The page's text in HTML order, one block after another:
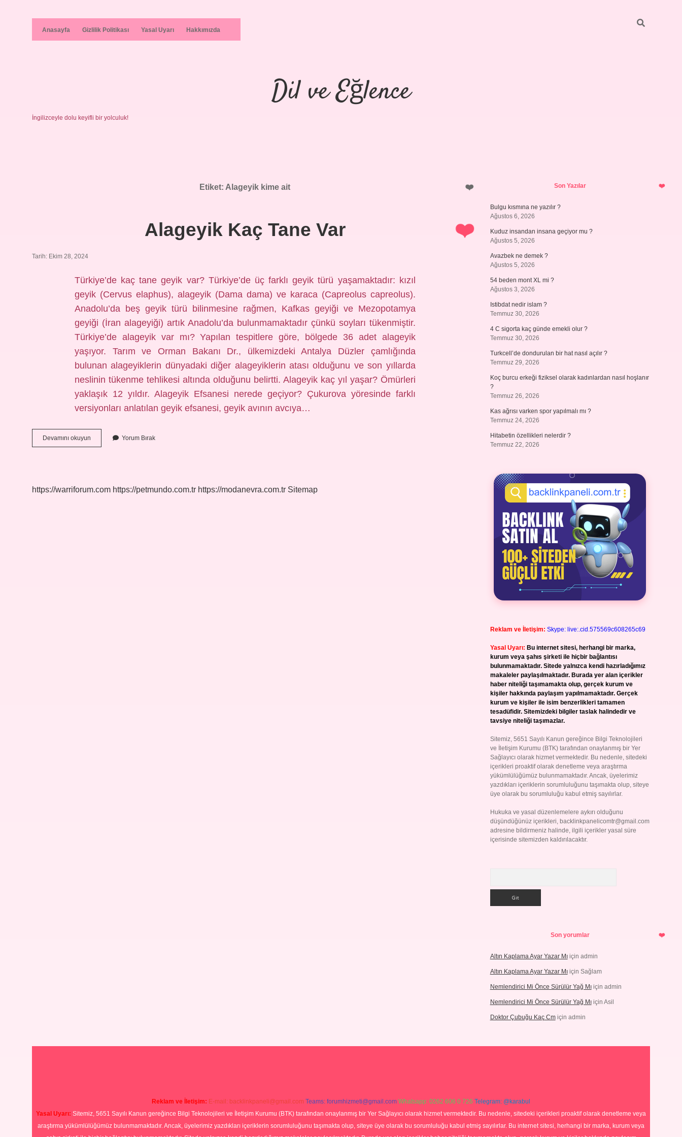
Anasayfa Gizlilik Politikası Yasal Uyarı Hakkımızda
Dil ve Eğlence
İngilizceyle dolu keyifli bir yolculuk!
Etiket: Alageyik kime ait
Alageyik Kaç Tane Var
Tarih: Ekim 28, 2024
Türkiye’de kaç tane geyik var? Türkiye’de üç farklı geyik türü yaşamaktadır: kızıl
geyik (Cervus elaphus), alageyik (Dama dama) ve karaca (Capreolus capreolus).
Anadolu’da beş geyik türü bilinmesine rağmen, Kafkas geyiği ve Mezopotamya
geyiği (İran alageyiği) artık Anadolu’da bulunmamaktadır çünkü soyları tükenmiştir.
Türkiye’de alageyik var mı? Yapılan tespitlere göre, bölgede 36 adet alageyik
yaşıyor. Tarım ve Orman Bakanı Dr., ülkemizdeki Antalya Düzler çamlığında
bulunan alageyiklerin dünyadaki diğer alageyiklerin atası olduğunu ve son yıllarda
neslinin tükenme tehlikesi altında olduğunu belirtti. Alageyik kaç yıl yaşar? Ömürleri
yaklaşık 12 yıldır. Alageyik Efsanesi nerede geçiyor? Çukurova yöresinde farklı
versiyonları anlatılan geyik efsanesi, geyik avının avcıya…
Devamını okuyun Alageyik
Kaç
Yorum Bırak
https://warriforum.com https://petmundo.com.tr https://modanevra.com.tr Sitemap
SidebarSon Yazılar
Bulgu kısmına ne yazılır ?
Ağustos 6, 2026
Kuduz insandan insana geçiyor mu ?
Ağustos 5, 2026
Avazbek ne demek ?
Ağustos 5, 2026
54 beden mont XL mi ?
Ağustos 3, 2026
Istibdat nedir islam ?
Temmuz 30, 2026
4 C sigorta kaç günde emekli olur ?
Temmuz 30, 2026
Turkcell’de dondurulan bir hat nasıl açılır ?
Temmuz 29, 2026
Koç burcu erkeği fiziksel olarak kadınlardan nasıl hoşlanır
?
Temmuz 26, 2026
Kas ağrısı varken spor yapılmalı mı ?
Temmuz 24, 2026
Hitabetin özellikleri nelerdir ?
Temmuz 22, 2026
Reklam ve İletişim: Skype: live:.cid.575569c608265c69
Yasal Uyarı: Bu internet sitesi, herhangi bir marka,
kurum veya şahıs şirketi ile hiçbir bağlantısı
bulunmamaktadır. Sitede yalnızca kendi hazırladığımız
makaleler paylaşılmaktadır. Burada yer alan içerikler
haber niteliği taşımamakta olup, gerçek kurum ve
kişiler hakkında paylaşım yapılmamaktadır. Gerçek
kurum ve kişiler ile isim benzerlikleri tamamen
tesadüfidir. Sitemizdeki bilgiler taslak halindedir ve
tavsiye niteliği taşımazlar.
Sitemiz, 5651 Sayılı Kanun gereğince Bilgi Teknolojileri
ve İletişim Kurumu (BTK) tarafından onaylanmış bir Yer
Sağlayıcı olarak hizmet vermektedir. Bu nedenle, sitedeki
içerikleri proaktif olarak denetleme veya araştırma
yükümlülüğümüz bulunmamaktadır. Ancak, üyelerimiz
yazdıkları içeriklerin sorumluluğunu taşımakta olup, siteye
üye olarak bu sorumluluğu kabul etmiş sayılırlar.
Hukuka ve yasal düzenlemelere aykırı olduğunu
düşündüğünüz içerikleri, backlinkpanelicomtr@gmail.com
adresine bildirmeniz halinde, ilgili içerikler yasal süre
içerisinde sitemizden kaldırılacaktır.
Son yorumlar
Altın Kaplama Ayar Yazar Mıiçin admin
Altın Kaplama Ayar Yazar Mıiçin Sağlam
Nemlendirici Mi Önce Sürülür Yağ Mıiçin admin
Nemlendirici Mi Önce Sürülür Yağ Mıiçin Asil
Doktor Çubuğu Kaç Cmiçin admin
Reklam ve İletişim: E-mail: backlinkpaneli@gmail.com Teams: forumhizmeti@gmail.com Whatsapp: 0262 606 0 726 Telegram: @karabul
Yasal Uyarı: Sitemiz, 5651 Sayılı Kanun gereğince Bilgi Teknolojileri ve İletişim Kurumu (BTK) tarafından onaylanmış bir Yer Sağlayıcı olarak hizmet vermektedir. Bu nedenle, sitedeki içerikleri proaktif olarak denetleme veya
araştırma yükümlülüğümüz bulunmamaktadır. Ancak, üyelerimiz yazdıkları içeriklerin sorumluluğunu taşımakta olup, siteye üye olarak bu sorumluluğu kabul etmiş sayılırlar. Bu internet sitesi, herhangi bir marka, kurum veya